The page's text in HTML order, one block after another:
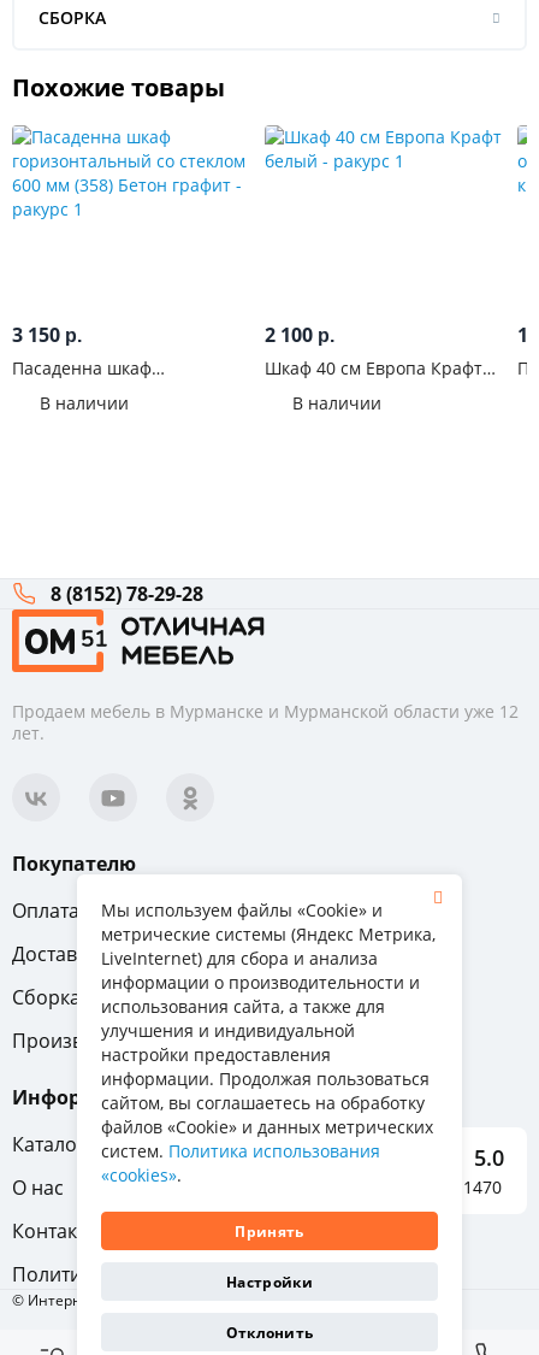
СБОРКА
Похожие товары
3 150 р.
Пасаденна шкаф
600 мм (358) Бетон графит
В наличии
2 100 р.
Шкаф 40 см Европа Крафт
В наличии
1
8 (8152) 78-29-28
Продаем мебель в Мурманске и Мурманской области уже 12
лет.
Покупателю
Оплата
Вопрос-ответ
Доставка
Обмен и возврат
Сборка
Гарантия
Производители
Информация
Каталог мебели
О нас
Контакты
Политика конфиденциальности
5.0
Отзывы о нас 1470
© Интернет-магазин «Отличная мебель», 2011-2026
Мы используем файлы «Cookie» и
метрические системы (Яндекс Метрика,
LiveInternet) для сбора и анализа
информации о производительности и
использования сайта, а также для
улучшения и индивидуальной
настройки предоставления
информации. Продолжая пользоваться
сайтом, вы соглашаетесь на обработку
файлов «Cookie» и данных метрических
систем. Политика использования
«cookies».
Принять
Настройки
Отклонить